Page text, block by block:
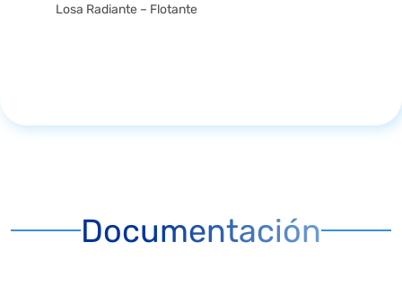
Losa Radiante – Flotante
Documentación